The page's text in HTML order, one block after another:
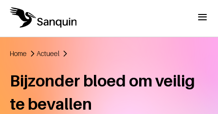
Overslaan en naar de inhoud gaan
Menu
Home Actueel
Bijzonder bloed om veilig
te bevallen